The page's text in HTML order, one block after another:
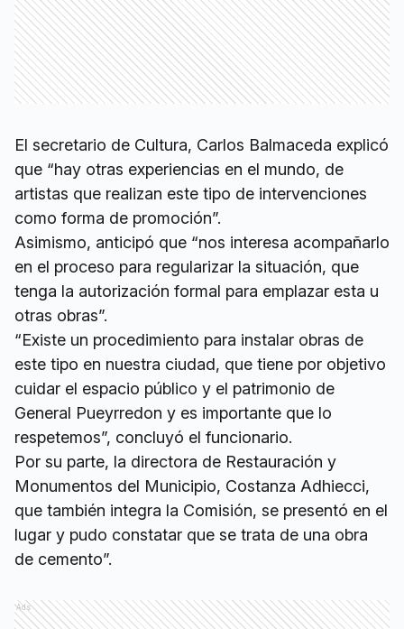
El secretario de Cultura, Carlos Balmaceda explicó
que “hay otras experiencias en el mundo, de
artistas que realizan este tipo de intervenciones
como forma de promoción”.
Asimismo, anticipó que “nos interesa acompañarlo
en el proceso para regularizar la situación, que
tenga la autorización formal para emplazar esta u
otras obras”.
“Existe un procedimiento para instalar obras de
este tipo en nuestra ciudad, que tiene por objetivo
cuidar el espacio público y el patrimonio de
General Pueyrredon y es importante que lo
respetemos”, concluyó el funcionario.
Por su parte, la directora de Restauración y
Monumentos del Municipio, Costanza Adhiecci,
que también integra la Comisión, se presentó en el
lugar y pudo constatar que se trata de una obra
de cemento”.
Ads